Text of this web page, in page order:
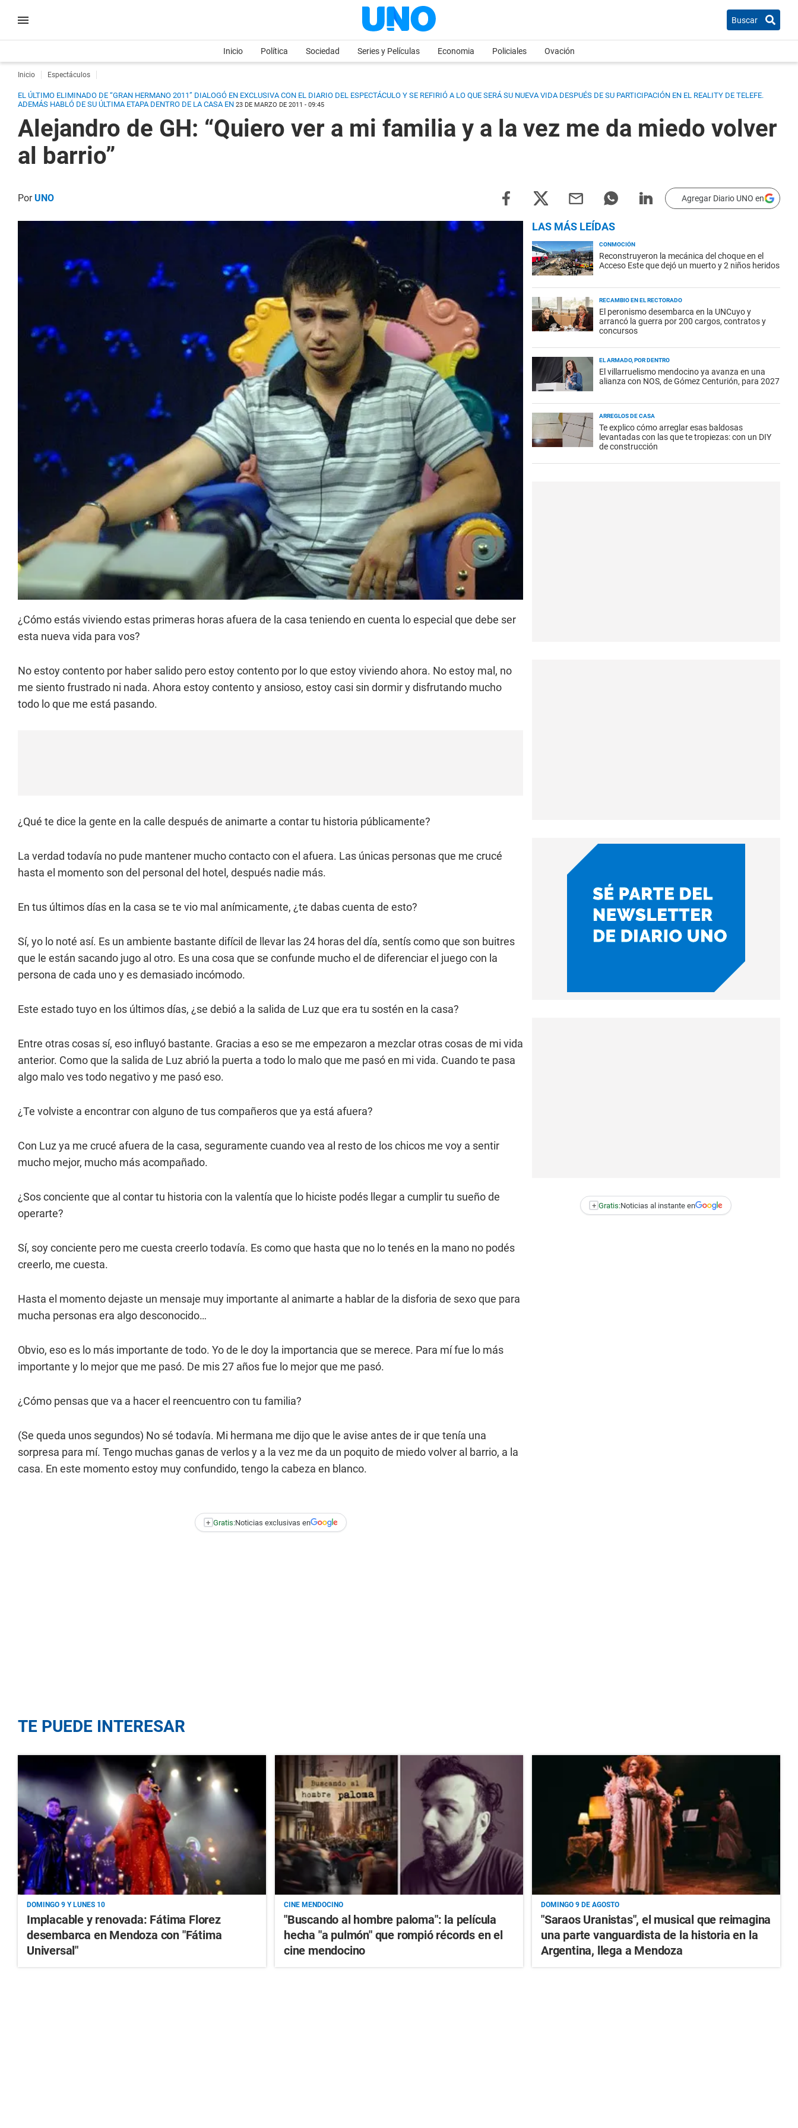
Buscar
Inicio Política Sociedad Series y Películas Economia Policiales Ovación
Inicio Espectáculos
EL ÚLTIMO ELIMINADO DE “GRAN HERMANO 2011” DIALOGÓ EN EXCLUSIVA CON EL DIARIO DEL ESPECTÁCULO Y SE REFIRIÓ A LO QUE SERÁ SU NUEVA VIDA DESPUÉS DE SU PARTICIPACIÓN EN EL REALITY DE TELEFE.
ADEMÁS HABLÓ DE SU ÚLTIMA ETAPA DENTRO DE LA CASA EN 23 DE MARZO DE 2011 - 09:45
Alejandro de GH: “Quiero ver a mi familia y a la vez me da miedo volver
al barrio”
PorUNO Agregar Diario UNO en
¿Cómo estás viviendo estas primeras horas afuera de la casa teniendo en cuenta lo especial que debe ser
esta nueva vida para vos?
No estoy contento por haber salido pero estoy contento por lo que estoy viviendo ahora. No estoy mal, no
me siento frustrado ni nada. Ahora estoy contento y ansioso, estoy casi sin dormir y disfrutando mucho
todo lo que me está pasando.
¿Qué te dice la gente en la calle después de animarte a contar tu historia públicamente?
La verdad todavía no pude mantener mucho contacto con el afuera. Las únicas personas que me crucé
hasta el momento son del personal del hotel, después nadie más.
En tus últimos días en la casa se te vio mal anímicamente, ¿te dabas cuenta de esto?
Sí, yo lo noté así. Es un ambiente bastante difícil de llevar las 24 horas del día, sentís como que son buitres
que le están sacando jugo al otro. Es una cosa que se confunde mucho el de diferenciar el juego con la
persona de cada uno y es demasiado incómodo.
Este estado tuyo en los últimos días, ¿se debió a la salida de Luz que era tu sostén en la casa?
Entre otras cosas sí, eso influyó bastante. Gracias a eso se me empezaron a mezclar otras cosas de mi vida
anterior. Como que la salida de Luz abrió la puerta a todo lo malo que me pasó en mi vida. Cuando te pasa
algo malo ves todo negativo y me pasó eso.
¿Te volviste a encontrar con alguno de tus compañeros que ya está afuera?
Con Luz ya me crucé afuera de la casa, seguramente cuando vea al resto de los chicos me voy a sentir
mucho mejor, mucho más acompañado.
¿Sos conciente que al contar tu historia con la valentía que lo hiciste podés llegar a cumplir tu sueño de
operarte?
Sí, soy conciente pero me cuesta creerlo todavía. Es como que hasta que no lo tenés en la mano no podés
creerlo, me cuesta.
Hasta el momento dejaste un mensaje muy importante al animarte a hablar de la disforia de sexo que para
mucha personas era algo desconocido…
Obvio, eso es lo más importante de todo. Yo de le doy la importancia que se merece. Para mí fue lo más
importante y lo mejor que me pasó. De mis 27 años fue lo mejor que me pasó.
¿Cómo pensas que va a hacer el reencuentro con tu familia?
(Se queda unos segundos) No sé todavía. Mi hermana me dijo que le avise antes de ir que tenía una
sorpresa para mí. Tengo muchas ganas de verlos y a la vez me da un poquito de miedo volver al barrio, a la
casa. En este momento estoy muy confundido, tengo la cabeza en blanco.
+ Gratis:Noticias exclusivas en
LAS MÁS LEÍDAS
CONMOCIÓN
Reconstruyeron la mecánica del choque en el
Acceso Este que dejó un muerto y 2 niños heridos
RECAMBIO EN EL RECTORADO
El peronismo desembarca en la UNCuyo y
arrancó la guerra por 200 cargos, contratos y
concursos
EL ARMADO, POR DENTRO
El villarruelismo mendocino ya avanza en una
alianza con NOS, de Gómez Centurión, para 2027
ARREGLOS DE CASA
Te explico cómo arreglar esas baldosas
levantadas con las que te tropiezas: con un DIY
de construcción
+ Gratis:Noticias al instante en
TE PUEDE INTERESAR
DOMINGO 9 Y LUNES 10
Implacable y renovada: Fátima Florez
desembarca en Mendoza con "Fátima
Universal"
CINE MENDOCINO
"Buscando al hombre paloma": la película
hecha "a pulmón" que rompió récords en el
cine mendocino
DOMINGO 9 DE AGOSTO
"Saraos Uranistas", el musical que reimagina
una parte vanguardista de la historia en la
Argentina, llega a Mendoza